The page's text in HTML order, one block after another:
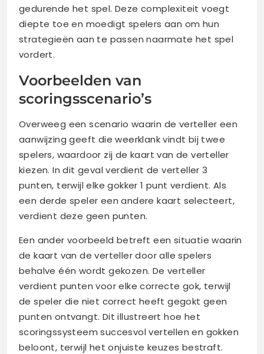
gedurende het spel. Deze complexiteit voegt
diepte toe en moedigt spelers aan om hun
strategieën aan te passen naarmate het spel
vordert.
Voorbeelden van
scoringsscenario’s
Overweeg een scenario waarin de verteller een
aanwijzing geeft die weerklank vindt bij twee
spelers, waardoor zij de kaart van de verteller
kiezen. In dit geval verdient de verteller 3
punten, terwijl elke gokker 1 punt verdient. Als
een derde speler een andere kaart selecteert,
verdient deze geen punten.
Een ander voorbeeld betreft een situatie waarin
de kaart van de verteller door alle spelers
behalve één wordt gekozen. De verteller
verdient punten voor elke correcte gok, terwijl
de speler die niet correct heeft gegokt geen
punten ontvangt. Dit illustreert hoe het
scoringssysteem succesvol vertellen en gokken
beloont, terwijl het onjuiste keuzes bestraft.